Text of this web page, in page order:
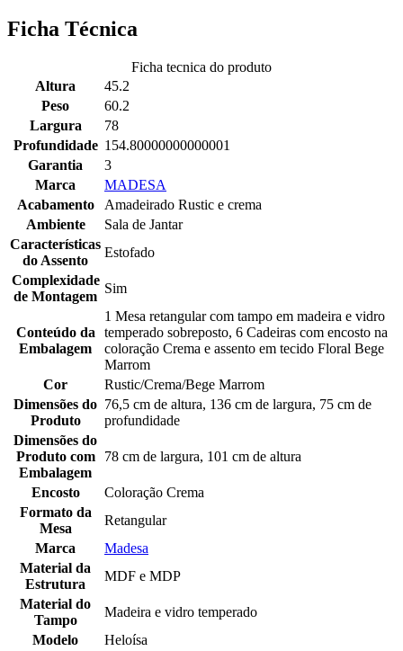
Ficha Técnica
Ficha tecnica do produto
Altura
45.2
Peso
60.2
Largura
78
Profundidade 154.80000000000001
Garantia
3
Marca
MADESA
Acabamento
Amadeirado Rustic e crema
Ambiente
Sala de Jantar
Características
do Assento
Estofado
Complexidade
de Montagem
Sim
Conteúdo da
Embalagem
1 Mesa retangular com tampo em madeira e vidro
temperado sobreposto, 6 Cadeiras com encosto na
coloração Crema e assento em tecido Floral Bege
Marrom
Cor
Rustic/Crema/Bege Marrom
Dimensões do
Produto
76,5 cm de altura, 136 cm de largura, 75 cm de
profundidade
Dimensões do
Produto com
Embalagem
78 cm de largura, 101 cm de altura
Encosto
Coloração Crema
Formato da
Mesa
Retangular
Marca
Madesa
Material da
Estrutura
MDF e MDP
Material do
Tampo
Madeira e vidro temperado
Modelo
Heloísa